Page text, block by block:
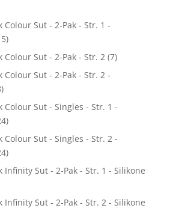
Colour Sut - 2-Pak - Str. 1 -
Colour Sut - 2-Pak - Str. 2 (7)
Colour Sut - 2-Pak - Str. 2 -
Colour Sut - Singles - Str. 1 -
Colour Sut - Singles - Str. 2 -
Infinity Sut - 2-Pak - Str. 1 - Silikone
Infinity Sut - 2-Pak - Str. 2 - Silikone